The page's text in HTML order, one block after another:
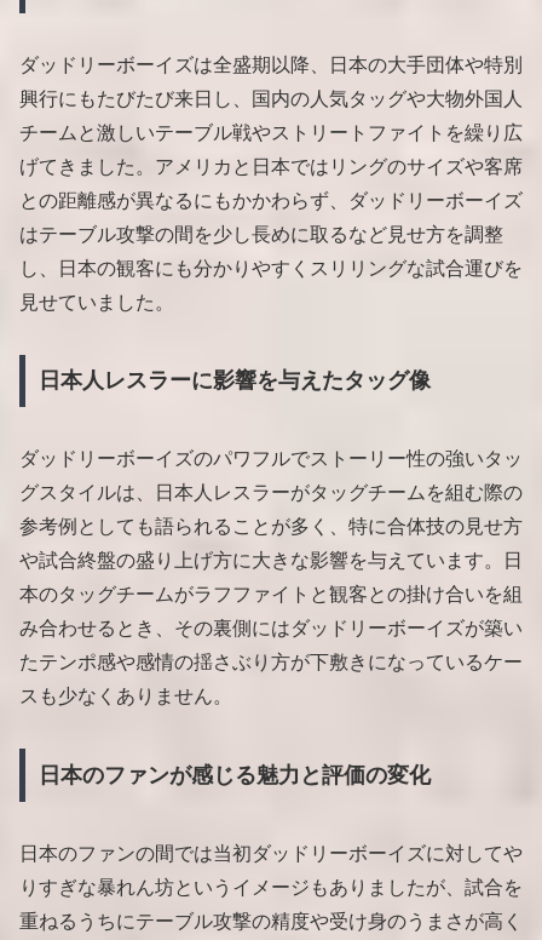
ダッドリーボーイズは全盛期以降、日本の大手団体や特別
興行にもたびたび来日し、国内の人気タッグや大物外国人
チームと激しいテーブル戦やストリートファイトを繰り広
げてきました。アメリカと日本ではリングのサイズや客席
との距離感が異なるにもかかわらず、ダッドリーボーイズ
はテーブル攻撃の間を少し長めに取るなど見せ方を調整
し、日本の観客にも分かりやすくスリリングな試合運びを
見せていました。
日本人レスラーに影響を与えたタッグ像
ダッドリーボーイズのパワフルでストーリー性の強いタッ
グスタイルは、日本人レスラーがタッグチームを組む際の
参考例としても語られることが多く、特に合体技の見せ方
や試合終盤の盛り上げ方に大きな影響を与えています。日
本のタッグチームがラフファイトと観客との掛け合いを組
み合わせるとき、その裏側にはダッドリーボーイズが築い
たテンポ感や感情の揺さぶり方が下敷きになっているケー
スも少なくありません。
日本のファンが感じる魅力と評価の変化
日本のファンの間では当初ダッドリーボーイズに対してや
りすぎな暴れん坊というイメージもありましたが、試合を
重ねるうちにテーブル攻撃の精度や受け身のうまさが高く